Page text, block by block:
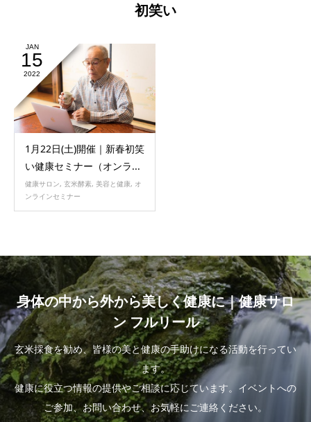
初笑い
JAN
15
2022
1月22日(土)開催｜新春初笑
い健康セミナー（オンラ...
健康サロン, 玄米酵素, 美容と健康, オ
ンラインセミナー
身体の中から外から美しく健康に｜健康サロ
ン フルリール
玄米採食を勧め、皆様の美と健康の手助けになる活動を行ってい
ます。
健康に役立つ情報の提供やご相談に応じています。イベントへの
ご参加、お問い合わせ、お気軽にご連絡ください。